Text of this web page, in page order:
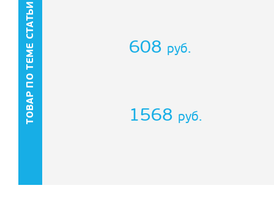
ТОВАР ПО ТЕМЕ СТАТЬИ 608 руб.
1568 руб.